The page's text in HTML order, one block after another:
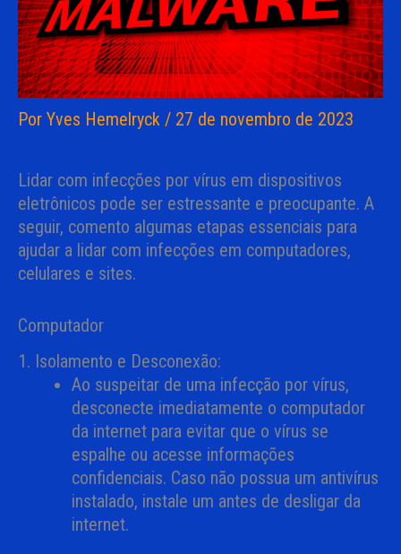
Por Yves Hemelryck / 27 de novembro de 2023
Lidar com infecções por vírus em dispositivos
eletrônicos pode ser estressante e preocupante. A
seguir, comento algumas etapas essenciais para
ajudar a lidar com infecções em computadores,
celulares e sites.
Computador
1. Isolamento e Desconexão:
Ao suspeitar de uma infecção por vírus,
desconecte imediatamente o computador
da internet para evitar que o vírus se
espalhe ou acesse informações
confidenciais. Caso não possua um antivírus
instalado, instale um antes de desligar da
internet.